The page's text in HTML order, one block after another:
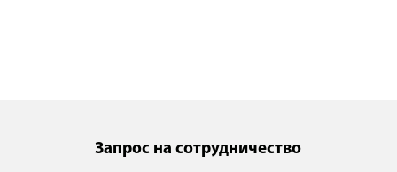
Запрос на сотрудничество